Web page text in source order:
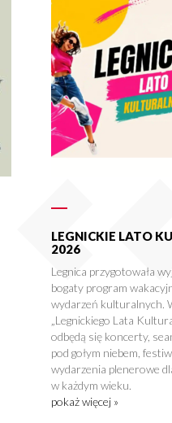
LEGNICKIE LATO
2026
Legnica przygotowała
bogaty program
wydarzeń kulturalnych.
„Legnickiego Lata
odbędą się koncerty,
pod gołym niebem,
wydarzenia plenerowe
w każdym wieku.
pokaż więcej »